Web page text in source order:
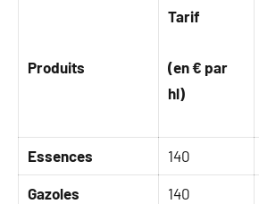
Produits
Tarif
(en € par
hl)
Essences 140
Gazoles 140